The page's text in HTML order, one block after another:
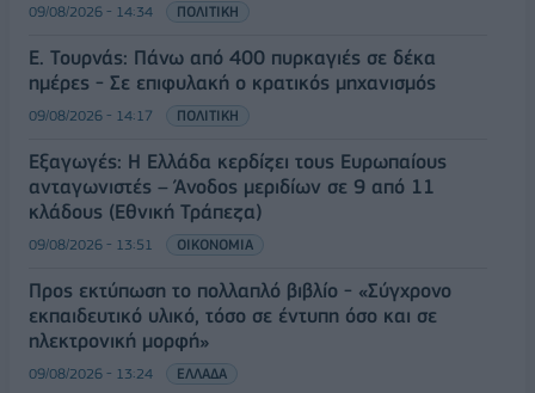
09/08/2026 - 14:34 ΠΟΛΙΤΙΚΗ
Ε. Τουρνάς: Πάνω από 400 πυρκαγιές σε δέκα
ημέρες - Σε επιφυλακή ο κρατικός μηχανισμός
09/08/2026 - 14:17 ΠΟΛΙΤΙΚΗ
Εξαγωγές: Η Ελλάδα κερδίζει τους Ευρωπαίους
ανταγωνιστές – Άνοδος μεριδίων σε 9 από 11
κλάδους (Εθνική Τράπεζα)
09/08/2026 - 13:51 ΟΙΚΟΝΟΜΙΑ
Προς εκτύπωση το πολλαπλό βιβλίο - «Σύγχρονο
εκπαιδευτικό υλικό, τόσο σε έντυπη όσο και σε
ηλεκτρονική μορφή»
09/08/2026 - 13:24 ΕΛΛΑΔΑ